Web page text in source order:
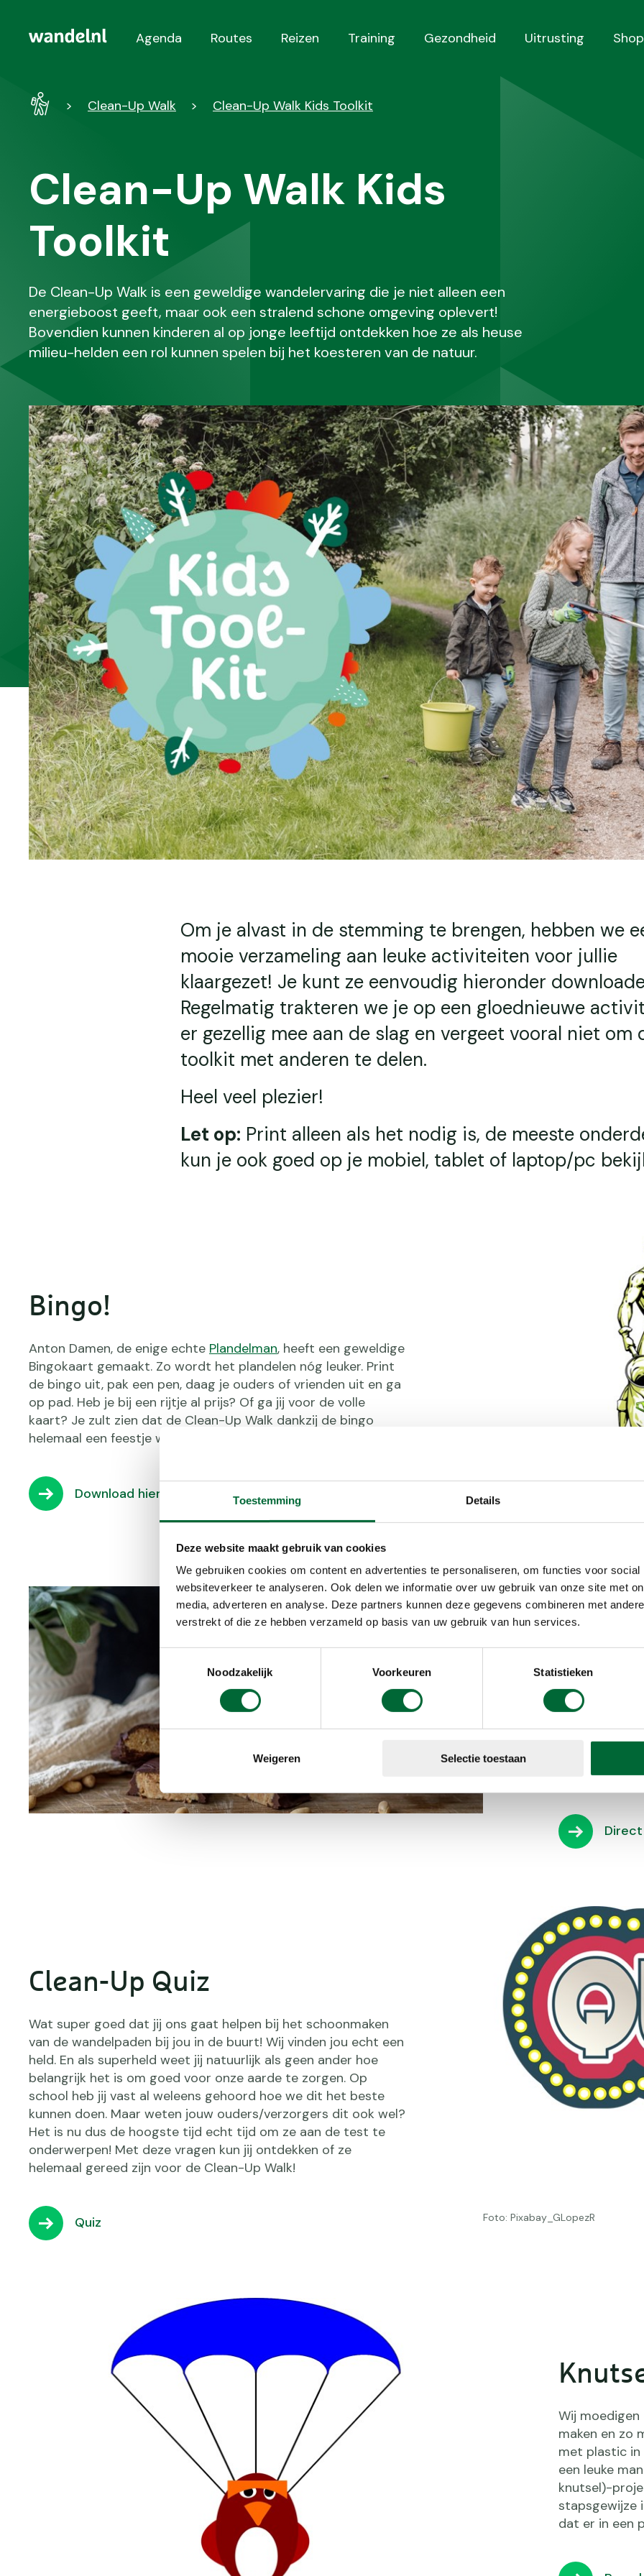
Toestemming Details
Deze website maakt gebruik van cookies
We gebruiken cookies om content en advertenties te personaliseren, om functies voor
websiteverkeer te analyseren. Ook delen we informatie over uw gebruik van onze site met
media, adverteren en analyse. Deze partners kunnen deze gegevens combineren met
verstrekt of die ze hebben verzameld op basis van uw gebruik van hun services.
Noodzakelijk
Voorkeuren Statistieken
Weigeren Selectie toestaan
Hoofdnavigatie
Agenda Routes Reizen Training Gezondheid Uitrusting Shop
WandelClean-Up Walk Clean-Up Walk Kids Toolkit
Clean-Up Walk Kids
Toolkit
De Clean-Up Walk is een geweldige wandelervaring die je niet alleen een
energieboost geeft, maar ook een stralend schone omgeving oplevert!
Bovendien kunnen kinderen al op jonge leeftijd ontdekken hoe ze als heuse
milieu-helden een rol kunnen spelen bij het koesteren van de natuur.
Om je alvast in de stemming te brengen, hebben we
mooie verzameling aan leuke activiteiten voor jullie
klaargezet! Je kunt ze eenvoudig hieronder
Regelmatig trakteren we je op een gloednieuwe
er gezellig mee aan de slag en vergeet vooral niet om
toolkit met anderen te delen.
Heel veel plezier!
Let op: Print alleen als het nodig is, de meeste
kun je ook goed op je mobiel, tablet of laptop/pc
Bingo!
Anton Damen, de enige echte Plandelman, heeft een geweldige
Bingokaart gemaakt. Zo wordt het plandelen nóg leuker. Print
de bingo uit, pak een pen, daag je ouders of vrienden uit en ga
op pad. Heb je bij een rijtje al prijs? Of ga jij voor de volle
kaart? Je zult zien dat de Clean-Up Walk dankzij de bingo
helemaal een feestje wordt 🥳.
Download hier de plandelbingo
Maak
Als échte
die maak je
onderweg.
Clean-Up Quiz
Wat super goed dat jij ons gaat helpen bij het schoonmaken
van de wandelpaden bij jou in de buurt! Wij vinden jou echt een
held. En als superheld weet jij natuurlijk als geen ander hoe
belangrijk het is om goed voor onze aarde te zorgen. Op
school heb jij vast al weleens gehoord hoe we dit het beste
kunnen doen. Maar weten jouw ouders/verzorgers dit ook wel?
Het is nu dus de hoogste tijd echt tijd om ze aan de test te
onderwerpen! Met deze vragen kun jij ontdekken of ze
helemaal gereed zijn voor de Clean-Up Walk!
Quiz Foto: Pixabay_GLopezR
Wij
maken en zo
met plastic in
een leuke
knutsel)-
stapsgewijze
dat er in een